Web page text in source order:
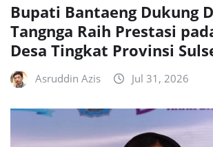
Bupati Bantaeng Dukung
Tangnga Raih Prestasi
Desa Tingkat Provinsi
Asruddin Azis Jul 31, 2026